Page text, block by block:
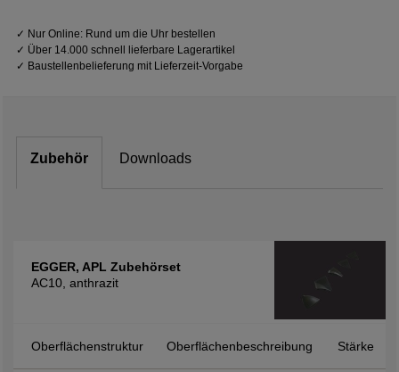
✓ Nur Online: Rund um die Uhr bestellen
✓ Über 14.000 schnell lieferbare Lagerartikel
✓ Baustellenbelieferung mit Lieferzeit-Vorgabe
Zubehör Downloads
EGGER, APL Zubehörset
AC10, anthrazit
Oberflächenstruktur Oberflächenbeschreibung Stärke